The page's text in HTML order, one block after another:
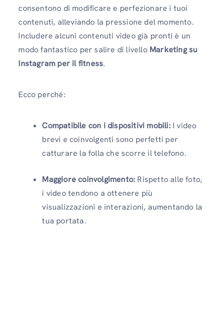
consentono di modificare e perfezionare i tuoi
contenuti, alleviando la pressione del momento.
Includere alcuni contenuti video già pronti è un
modo fantastico per salire di livello Marketing su
Instagram per il fitness.
Ecco perché:
Compatibile con i dispositivi mobili: I video
brevi e coinvolgenti sono perfetti per
catturare la folla che scorre il telefono.
Maggiore coinvolgimento: Rispetto alle foto,
i video tendono a ottenere più
visualizzazioni e interazioni, aumentando la
tua portata.